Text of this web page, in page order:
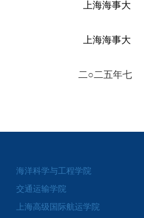
上海海事大
上海海事大
二○二五年七
海洋科学与工程学院
交通运输学院
上海高级国际航运学院